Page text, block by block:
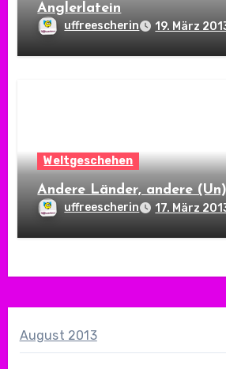
Anglerlatein
uffreescherin 19. März
Weltgeschehen
Andere Länder, andere
uffreescherin 17. März
August 2013